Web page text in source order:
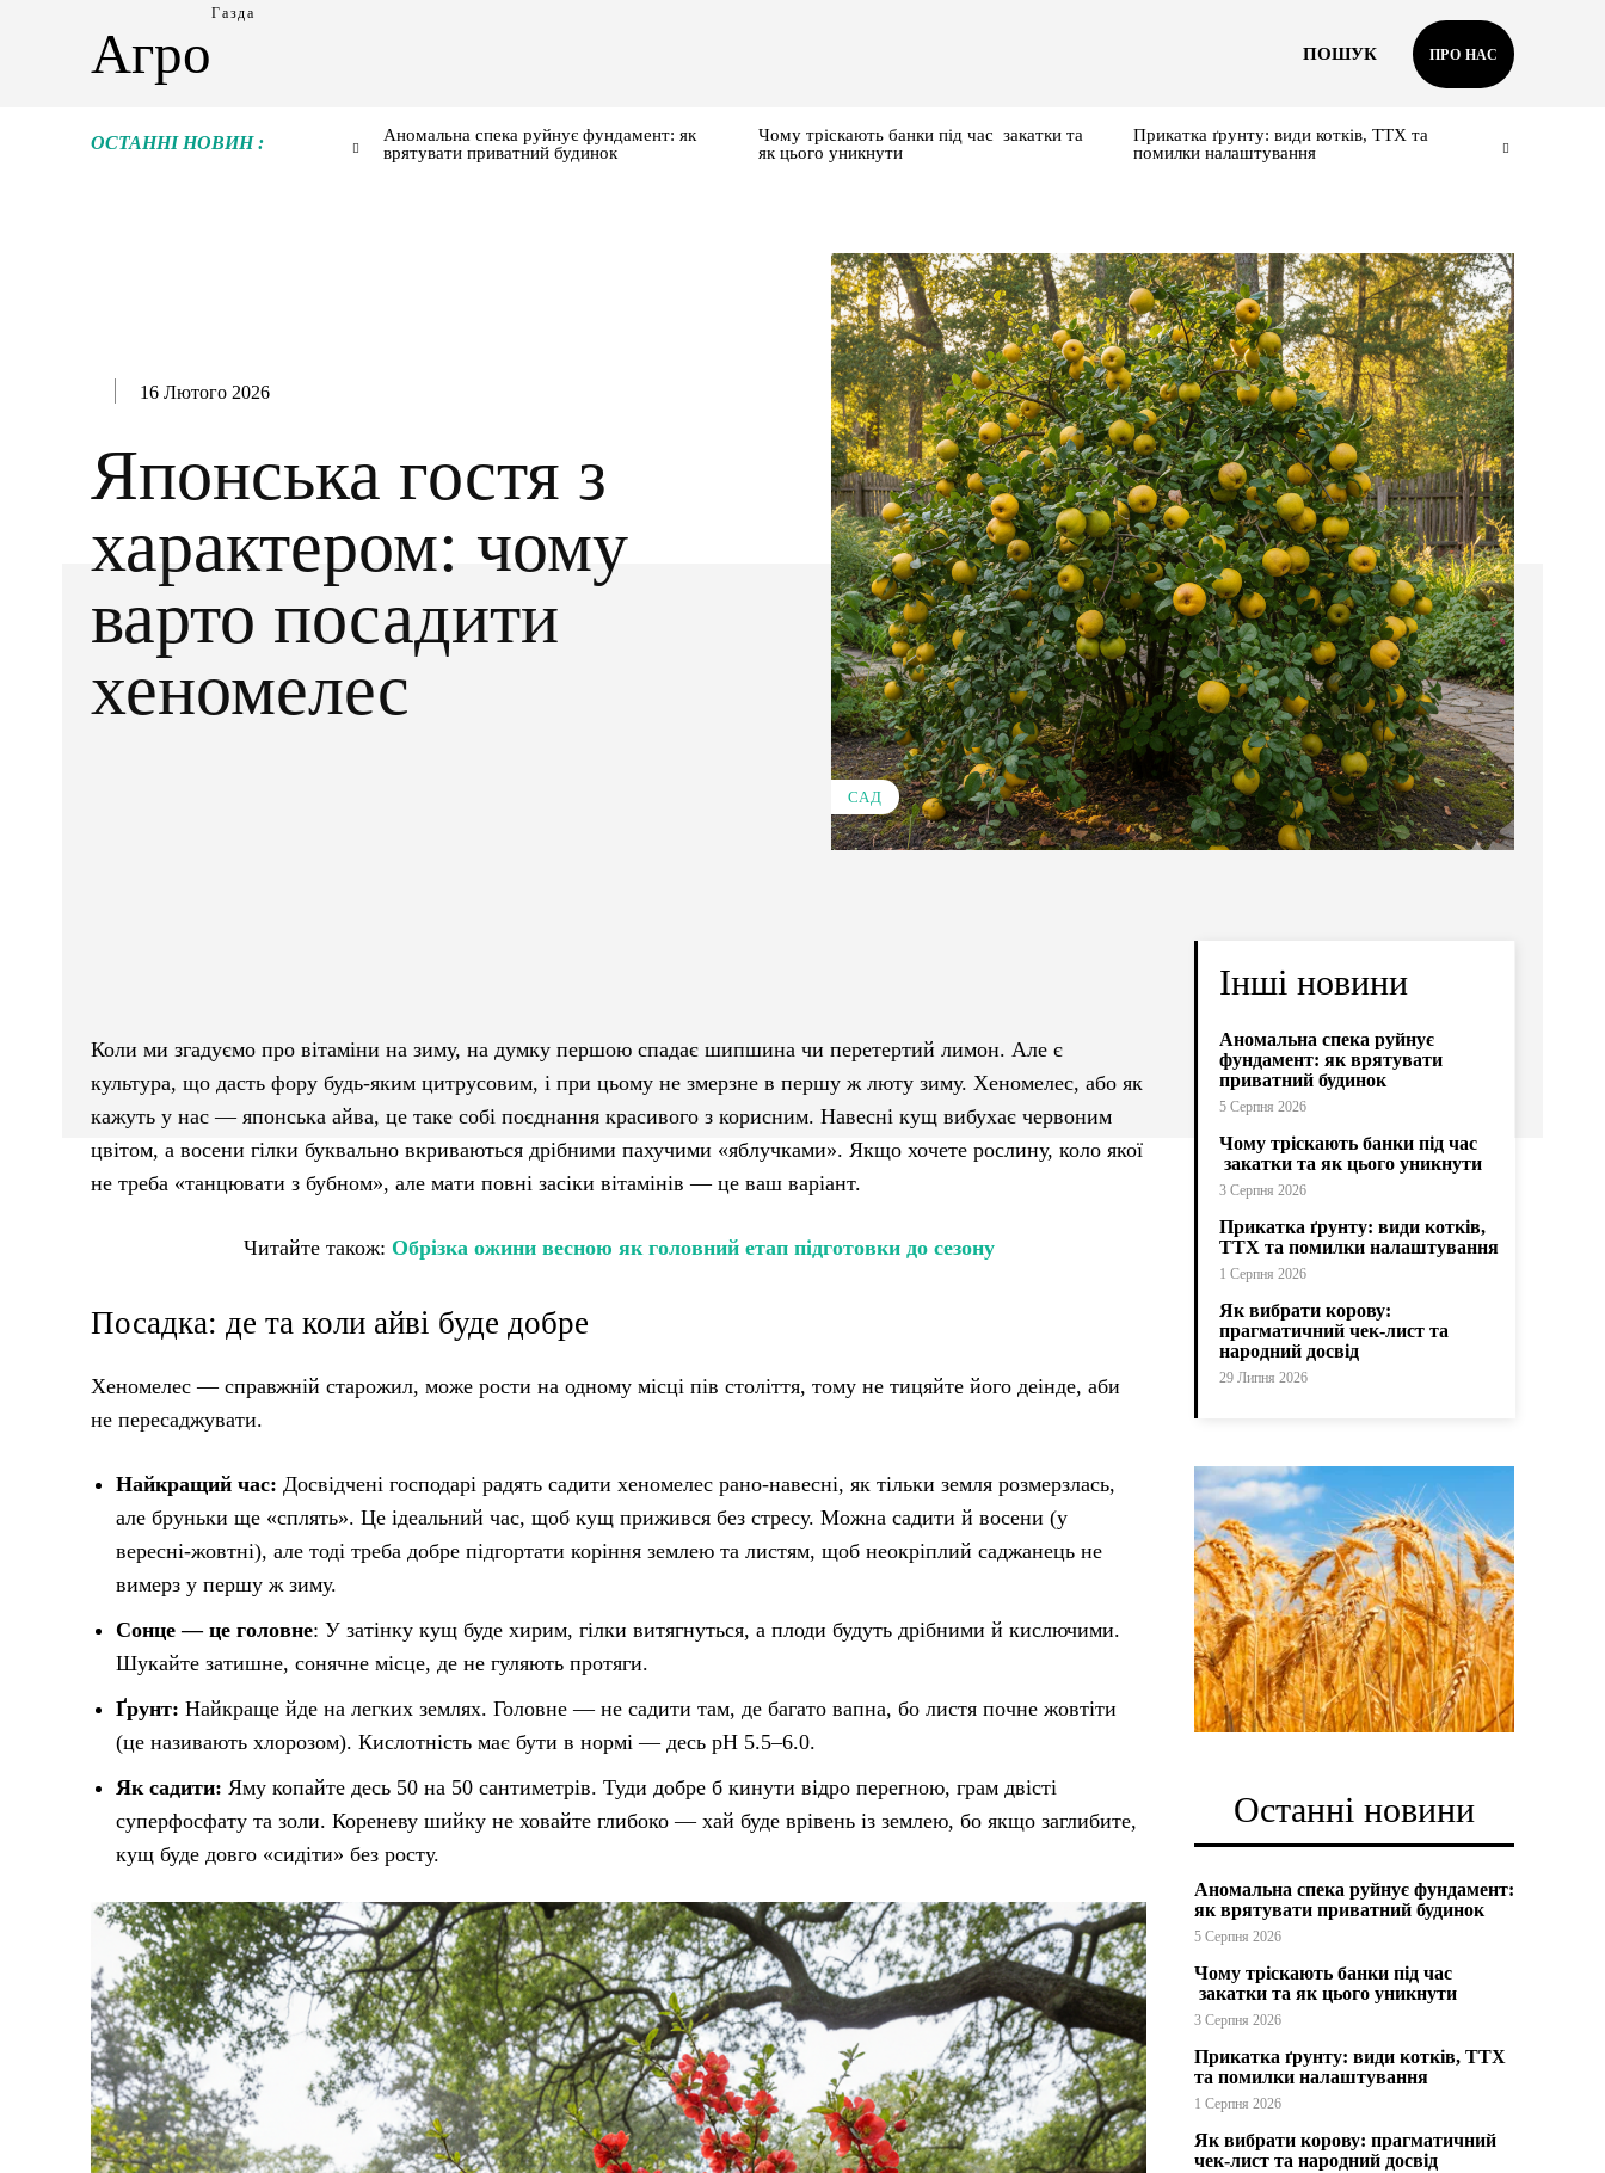
Агро
Газда
ПОШУК ПРО НАС
ОСТАННІ НОВИН :
Аномальна спека руйнує фундамент: як
врятувати приватний будинок
Чому тріскають банки під час закатки та
як цього уникнути
Прикатка ґрунту: види котків, ТТХ та
помилки налаштування
16 Лютого 2026
Японська гостя з
характером: чому
варто посадити
хеномелес
САД
Коли ми згадуємо про вітаміни на зиму, на думку першою спадає шипшина чи перетертий лимон. Але є
культура, що дасть фору будь-яким цитрусовим, і при цьому не змерзне в першу ж люту зиму. Хеномелес, або як
кажуть у нас — японська айва, це таке собі поєднання красивого з корисним. Навесні кущ вибухає червоним
цвітом, а восени гілки буквально вкриваються дрібними пахучими «яблучками». Якщо хочете рослину, коло якої
не треба «танцювати з бубном», але мати повні засіки вітамінів — це ваш варіант.
Читайте також: Обрізка ожини весною як головний етап підготовки до сезону
Посадка: де та коли айві буде добре
Хеномелес — справжній старожил, може рости на одному місці пів століття, тому не тицяйте його деінде, аби
не пересаджувати.
Найкращий час: Досвідчені господарі радять садити хеномелес рано-навесні, як тільки земля розмерзлась,
але бруньки ще «сплять». Це ідеальний час, щоб кущ прижився без стресу. Можна садити й восени (у
вересні-жовтні), але тоді треба добре підгортати коріння землею та листям, щоб неокріплий саджанець не
вимерз у першу ж зиму.
Сонце — це головне: У затінку кущ буде хирим, гілки витягнуться, а плоди будуть дрібними й кислючими.
Шукайте затишне, сонячне місце, де не гуляють протяги.
Ґрунт: Найкраще йде на легких землях. Головне — не садити там, де багато вапна, бо листя почне жовтіти
(це називають хлорозом). Кислотність має бути в нормі — десь pH 5.5–6.0.
Як садити: Яму копайте десь 50 на 50 сантиметрів. Туди добре б кинути відро перегною, грам двісті
суперфосфату та золи. Кореневу шийку не ховайте глибоко — хай буде врівень із землею, бо якщо заглибите,
кущ буде довго «сидіти» без росту.
Інші новини
Аномальна спека руйнує
фундамент: як врятувати
приватний будинок
5 Серпня 2026
Чому тріскають банки під час
закатки та як цього уникнути
3 Серпня 2026
Прикатка ґрунту: види котків,
ТТХ та помилки налаштування
1 Серпня 2026
Як вибрати корову:
прагматичний чек-лист та
народний досвід
29 Липня 2026
Останні новини
Аномальна спека руйнує фундамент:
як врятувати приватний будинок
5 Серпня 2026
Чому тріскають банки під час
закатки та як цього уникнути
3 Серпня 2026
Прикатка ґрунту: види котків, ТТХ
та помилки налаштування
1 Серпня 2026
Як вибрати корову: прагматичний
чек-лист та народний досвід